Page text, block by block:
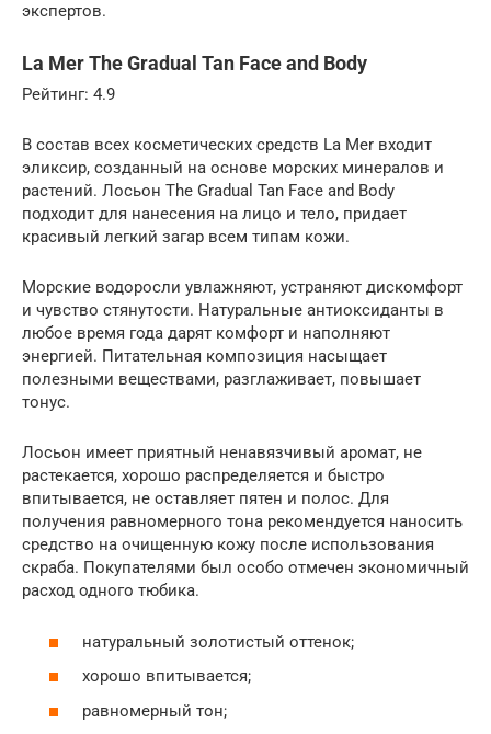
экспертов.
La Mer The Gradual Tan Face and Body
Рейтинг: 4.9
В состав всех косметических средств La Mer входит
эликсир, созданный на основе морских минералов и
растений. Лосьон The Gradual Tan Face and Body
подходит для нанесения на лицо и тело, придает
красивый легкий загар всем типам кожи.
Морские водоросли увлажняют, устраняют дискомфорт
и чувство стянутости. Натуральные антиоксиданты в
любое время года дарят комфорт и наполняют
энергией. Питательная композиция насыщает
полезными веществами, разглаживает, повышает
тонус.
Лосьон имеет приятный ненавязчивый аромат, не
растекается, хорошо распределяется и быстро
впитывается, не оставляет пятен и полос. Для
получения равномерного тона рекомендуется наносить
средство на очищенную кожу после использования
скраба. Покупателями был особо отмечен экономичный
расход одного тюбика.
натуральный золотистый оттенок;
хорошо впитывается;
равномерный тон;